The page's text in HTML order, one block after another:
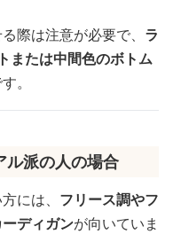
際は注意が必要で、 ラ
または中間色のボトム
。
ル派の人の場合
には、 フリース調やフ
ディガンが向いていま